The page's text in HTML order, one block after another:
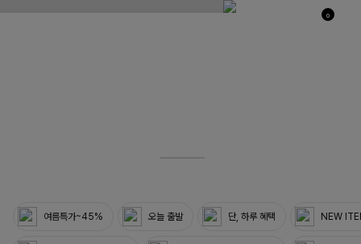
0
여름특가~45% 오늘 출발 단, 하루 혜택 NEW